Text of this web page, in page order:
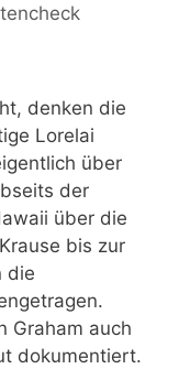
denken die
Lorelai
über
der
über die
bis zur
die
Graham auch
dokumentiert.